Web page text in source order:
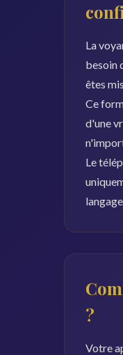
La
besoin
êtes
Ce
d'une
Le
?
Votre